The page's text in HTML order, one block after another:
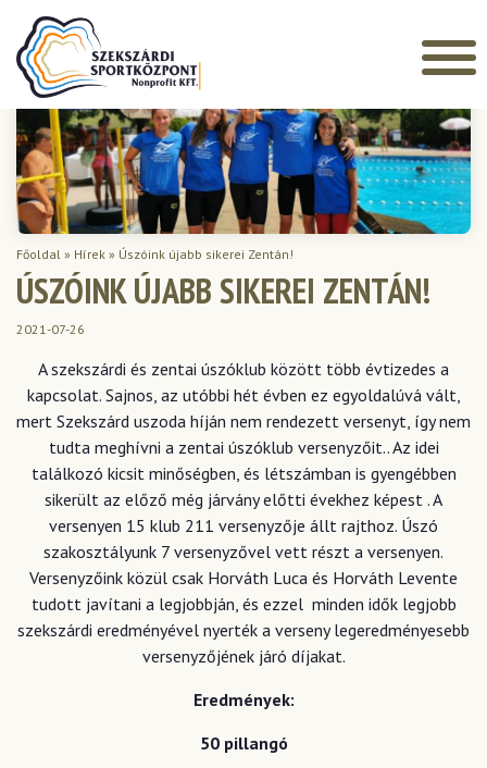
Főoldal » Hírek » Úszóink újabb sikerei Zentán!
ÚSZÓINK ÚJABB SIKEREI ZENTÁN!
2021-07-26
A szekszárdi és zentai úszóklub között több évtizedes a
kapcsolat. Sajnos, az utóbbi hét évben ez egyoldalúvá vált,
mert Szekszárd uszoda híján nem rendezett versenyt, így nem
tudta meghívni a zentai úszóklub versenyzőit.. Az idei
találkozó kicsit minőségben, és létszámban is gyengébben
sikerült az előző még járvány előtti évekhez képest . A
versenyen 15 klub 211 versenyzője állt rajthoz. Úszó
szakosztályunk 7 versenyzővel vett részt a versenyen.
Versenyzőink közül csak Horváth Luca és Horváth Levente
tudott javítani a legjobbján, és ezzel minden idők legjobb
szekszárdi eredményével nyerték a verseny legeredményesebb
versenyzőjének járó díjakat.
Eredmények:
50 pillangó